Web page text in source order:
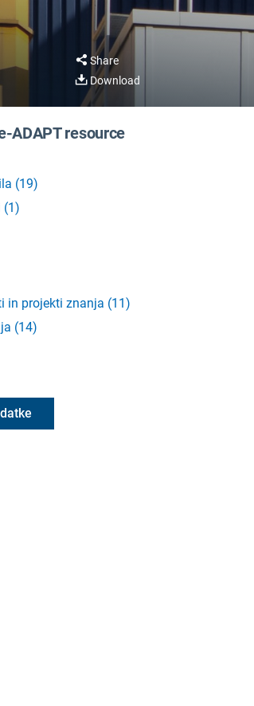
Share
Download
ADAPT resource
(19)
(1)
in projekti znanja (11)
(14)